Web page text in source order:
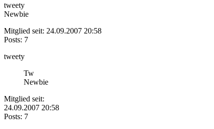
tweety
Newbie
Mitglied seit: 24.09.2007 20:58
Posts: 7
tweety
Tw
Newbie
Mitglied seit:
24.09.2007 20:58
Posts: 7